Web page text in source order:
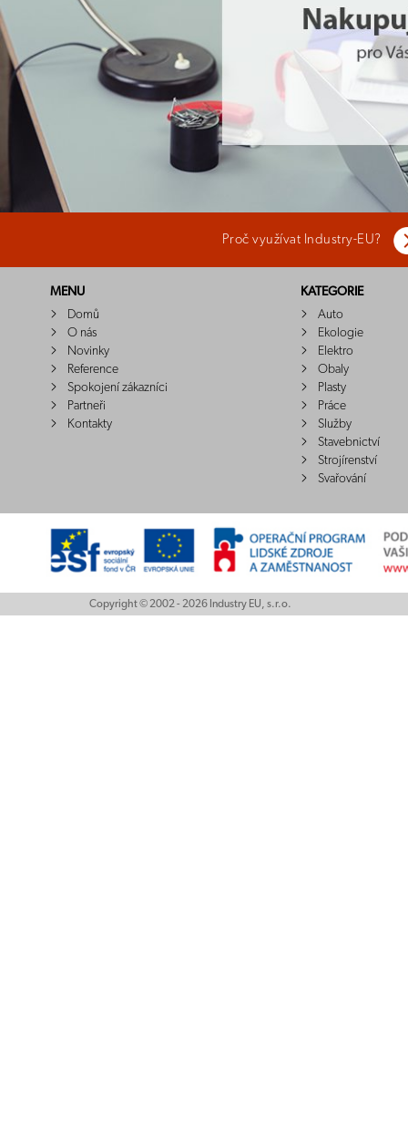
Proč využívat Industry-EU?
MENU
Domů
O nás
Novinky
Reference
Spokojení zákazníci
Partneři
Kontakty
KATEGORIE
Auto
Ekologie
Elektro
Obaly
Plasty
Práce
Služby
Stavebnictví
Strojírenství
Svařování
Copyright © 2002 - 2026 Industry EU, s.r.o.